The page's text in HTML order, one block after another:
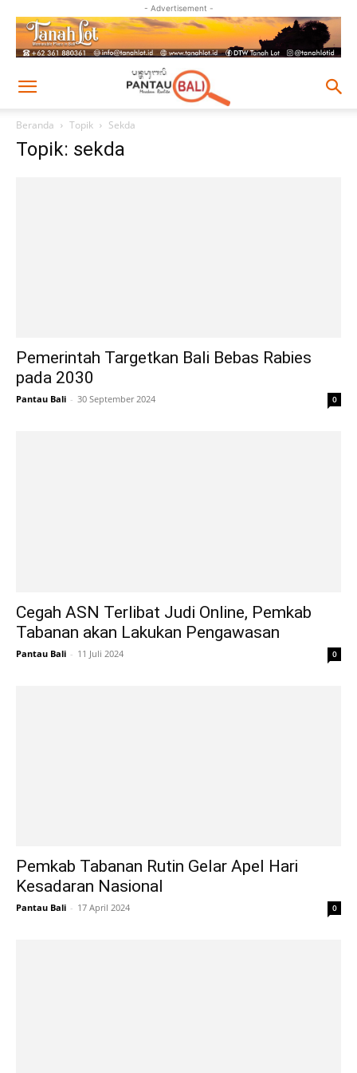
- Advertisement -
Beranda Topik Sekda
Topik: sekda
Pemerintah Targetkan Bali Bebas Rabies
pada 2030
Pantau Bali - 30 September 2024 0
Cegah ASN Terlibat Judi Online, Pemkab
Tabanan akan Lakukan Pengawasan
Pantau Bali - 11 Juli 2024 0
Pemkab Tabanan Rutin Gelar Apel Hari
Kesadaran Nasional
Pantau Bali - 17 April 2024 0